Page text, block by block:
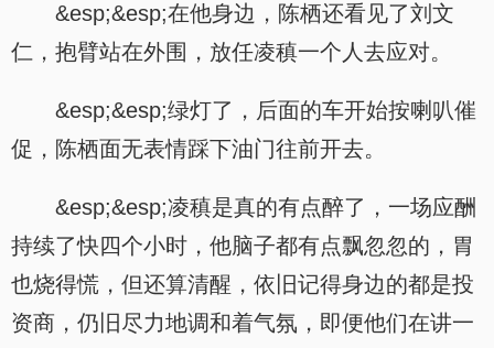
&esp;&esp;在他身边，陈栖还看见了刘文
仁，抱臂站在外围，放任凌稹一个人去应对。
&esp;&esp;绿灯了，后面的车开始按喇叭催
促，陈栖面无表情踩下油门往前开去。
&esp;&esp;凌稹是真的有点醉了，一场应酬
持续了快四个小时，他脑子都有点飘忽忽的，胃
也烧得慌，但还算清醒，依旧记得身边的都是投
资商，仍旧尽力地调和着气氛，即便他们在讲一